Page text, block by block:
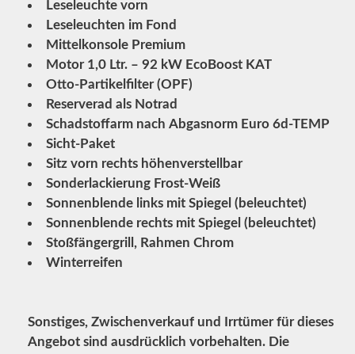
Leseleuchte vorn
Leseleuchten im Fond
Mittelkonsole Premium
Motor 1,0 Ltr. – 92 kW EcoBoost KAT
Otto-Partikelfilter (OPF)
Reserverad als Notrad
Schadstoffarm nach Abgasnorm Euro 6d-TEMP
Sicht-Paket
Sitz vorn rechts höhenverstellbar
Sonderlackierung Frost-Weiß
Sonnenblende links mit Spiegel (beleuchtet)
Sonnenblende rechts mit Spiegel (beleuchtet)
Stoßfängergrill, Rahmen Chrom
Winterreifen
Sonstiges, Zwischenverkauf und Irrtümer für dieses
Angebot sind ausdrücklich vorbehalten. Die